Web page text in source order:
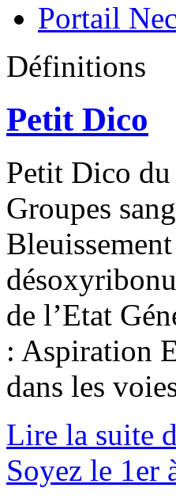
Portail
Définitions
Petit Dico
Petit Dico
Groupes
de l’Etat
: Aspiration
dans les
Lire la suite
Soyez le 1er